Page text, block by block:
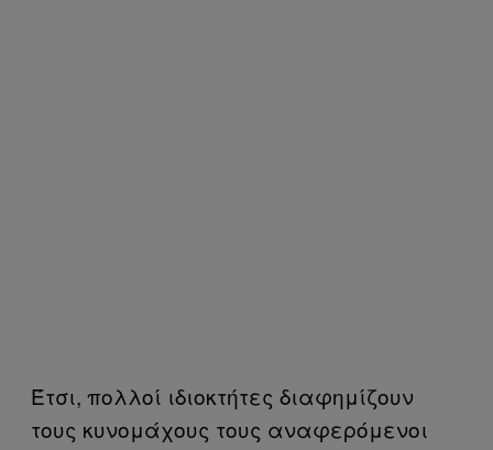
Έτσι, πολλοί ιδιοκτήτες διαφημίζουν
τους κυνομάχους τους αναφερόμενοι